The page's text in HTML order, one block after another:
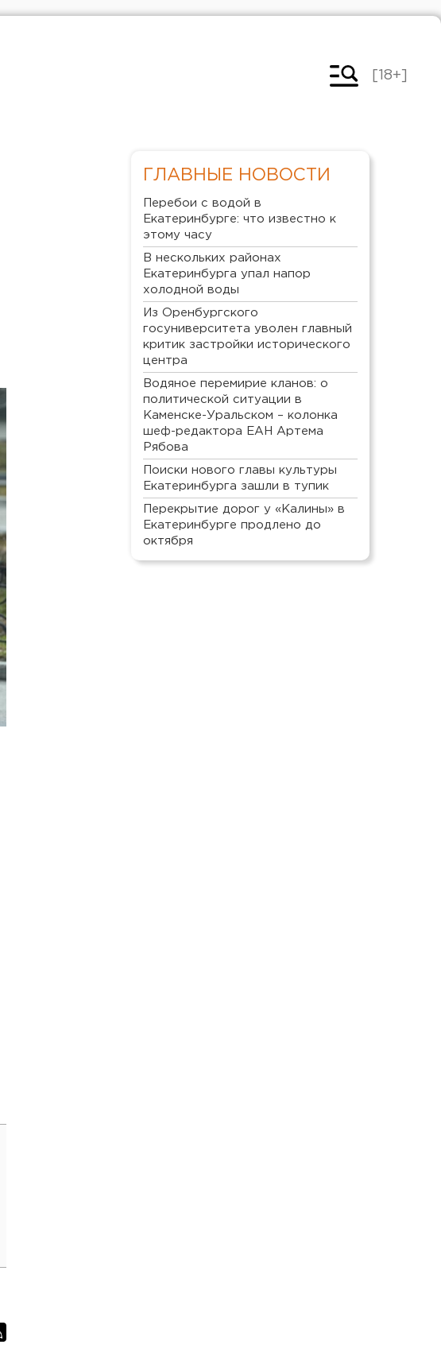
[18+]
ГЛАВНЫЕ НОВОСТИ
Перебои с водой в
Екатеринбурге: что известно к
этому часу
В нескольких районах
Екатеринбурга упал напор
холодной воды
Из Оренбургского
госуниверситета уволен главный
критик застройки исторического
центра
Водяное перемирие кланов: о
политической ситуации в
Каменске-Уральском – колонка
шеф-редактора ЕАН Артема
Рябова
Поиски нового главы культуры
Екатеринбурга зашли в тупик
Перекрытие дорог у «Калины» в
Екатеринбурге продлено до
октября